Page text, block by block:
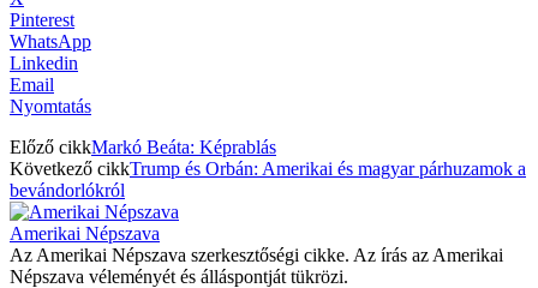
Pinterest
WhatsApp
Linkedin
Email
Nyomtatás
Előző cikkMarkó Beáta: Képrablás
Következő cikkTrump és Orbán: Amerikai és magyar párhuzamok a
bevándorlókról
Amerikai Népszava
Az Amerikai Népszava szerkesztőségi cikke. Az írás az Amerikai
Népszava véleményét és álláspontját tükrözi.